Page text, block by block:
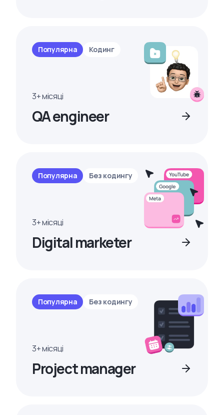
Популярна Кодинг
3+ місяці
QA engineer
Популярна Без кодингу
3+ місяці
Digital marketer
Популярна Без кодингу
3+ місяці
Project manager